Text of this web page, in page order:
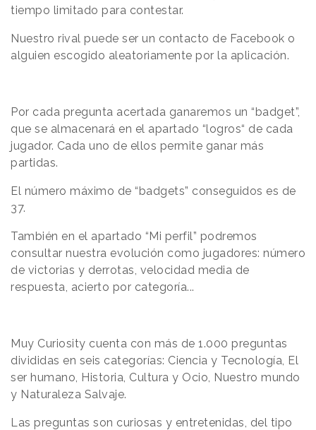
tiempo limitado para contestar.
Nuestro rival puede ser un contacto de Facebook o
alguien escogido aleatoriamente por la aplicación.
Por cada pregunta acertada ganaremos un “badget”,
que se almacenará en el apartado “logros“ de cada
jugador. Cada uno de ellos permite ganar más
partidas.
El número máximo de “badgets” conseguidos es de
37.
También en el apartado “Mi perfil” podremos
consultar nuestra evolución como jugadores: número
de victorias y derrotas, velocidad media de
respuesta, acierto por categoría...
Muy Curiosity cuenta con más de 1.000 preguntas
divididas en seis categorías: Ciencia y Tecnología, El
ser humano, Historia, Cultura y Ocio, Nuestro mundo
y Naturaleza Salvaje.
Las preguntas son curiosas y entretenidas, del tipo